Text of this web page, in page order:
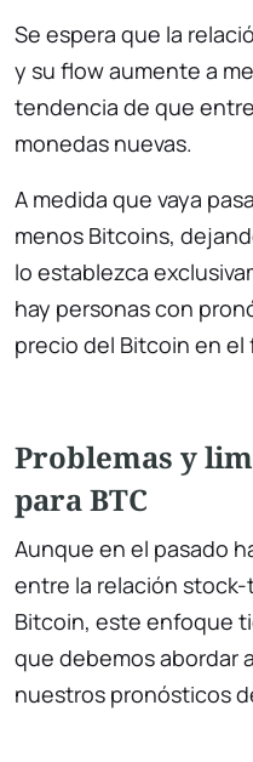
Se espera que la
y su flow aumente a
tendencia de que
monedas nuevas.
A medida que vaya
menos Bitcoins,
lo establezca
hay personas con
precio del Bitcoin en el
Problemas y
para BTC
Aunque en el pasado
entre la relación
Bitcoin, este enfoque
que debemos abordar
nuestros pronósticos